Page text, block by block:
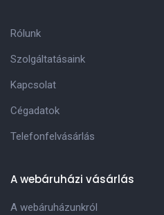
Rólunk
Szolgáltatásaink
Kapcsolat
Cégadatok
Telefonfelvásárlás
A webáruházi vásárlás
A webáruházunkról